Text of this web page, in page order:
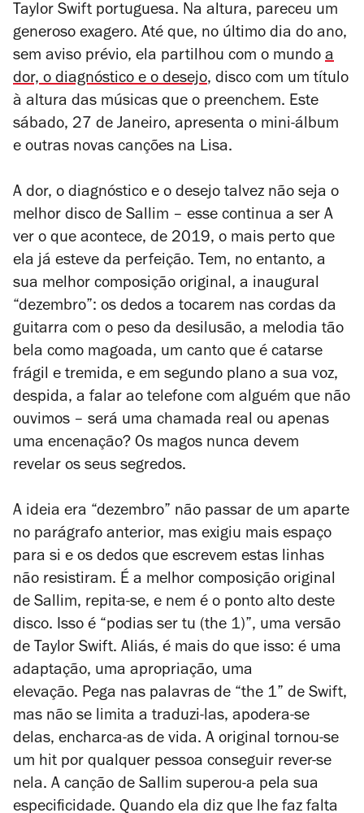
Taylor Swift portuguesa. Na altura, pareceu um
generoso exagero. Até que, no último dia do ano,
sem aviso prévio, ela partilhou com o mundo a
dor, o diagn​ó​stico e o desejo, disco com um título
à altura das músicas que o preenchem. Este
sábado, 27 de Janeiro, apresenta o mini-álbum
e outras novas canções na Lisa.
A dor, o diagn​ó​stico e o desejo talvez não seja o
melhor disco de Sallim – esse continua a ser A
ver o que acontece, de 2019, o mais perto que
ela já esteve da perfeição. Tem, no entanto, a
sua melhor composição original, a inaugural
“dezembro”: os dedos a tocarem nas cordas da
guitarra com o peso da desilusão, a melodia tão
bela como magoada, um canto que é catarse
frágil e tremida, e em segundo plano a sua voz,
despida, a falar ao telefone com alguém que não
ouvimos – será uma chamada real ou apenas
uma encenação? Os magos nunca devem
revelar os seus segredos.
A ideia era “dezembro” não passar de um aparte
no parágrafo anterior, mas exigiu mais espaço
para si e os dedos que escrevem estas linhas
não resistiram. É a melhor composição original
de Sallim, repita-se, e nem é o ponto alto deste
disco. Isso é “podias ser tu (the 1)”, uma versão
de Taylor Swift. Aliás, é mais do que isso: é uma
adaptação, uma apropriação, uma
elevação. Pega nas palavras de “the 1” de Swift,
mas não se limita a traduzi-las, apodera-se
delas, encharca-as de vida. A original tornou-se
um hit por qualquer pessoa conseguir rever-se
nela. A canção de Sallim superou-a pela sua
especificidade. Quando ela diz que lhe faz falta